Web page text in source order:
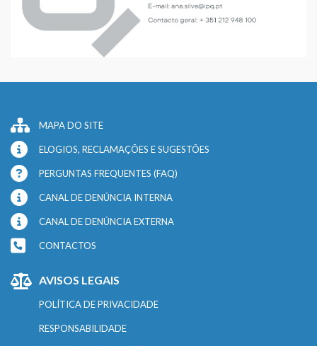
MAPA DO SITE
ELOGIOS, RECLAMAÇÕES E SUGESTÕES
PERGUNTAS FREQUENTES (FAQ)
CANAL DE DENÚNCIA INTERNA
CANAL DE DENÚNCIA EXTERNA
CONTACTOS
AVISOS LEGAIS
POLÍTICA DE PRIVACIDADE
RESPONSABILIDADE